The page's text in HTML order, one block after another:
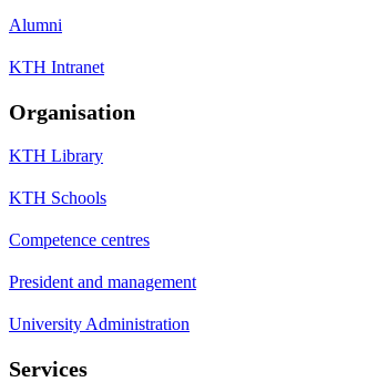
Alumni
KTH Intranet
Organisation
KTH Library
KTH Schools
Competence centres
President and management
University Administration
Services